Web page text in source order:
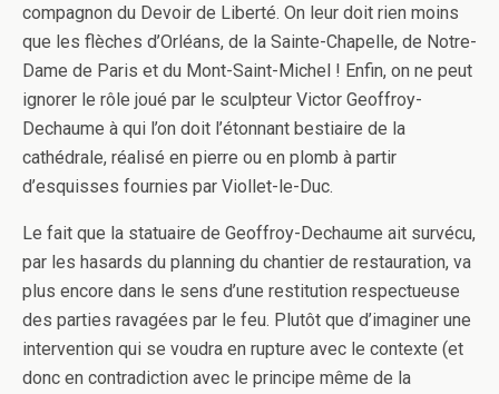
compagnon du Devoir de Liberté. On leur doit rien moins
que les flèches d’Orléans, de la Sainte-Chapelle, de Notre-
Dame de Paris et du Mont-Saint-Michel ! Enfin, on ne peut
ignorer le rôle joué par le sculpteur Victor Geoffroy-
Dechaume à qui l’on doit l’étonnant bestiaire de la
cathédrale, réalisé en pierre ou en plomb à partir
d’esquisses fournies par Viollet-le-Duc.
Le fait que la statuaire de Geoffroy-Dechaume ait survécu,
par les hasards du planning du chantier de restauration, va
plus encore dans le sens d’une restitution respectueuse
des parties ravagées par le feu. Plutôt que d’imaginer une
intervention qui se voudra en rupture avec le contexte (et
donc en contradiction avec le principe même de la